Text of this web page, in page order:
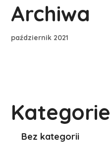
Archiwa
październik 2021
Kategorie
Bez kategorii